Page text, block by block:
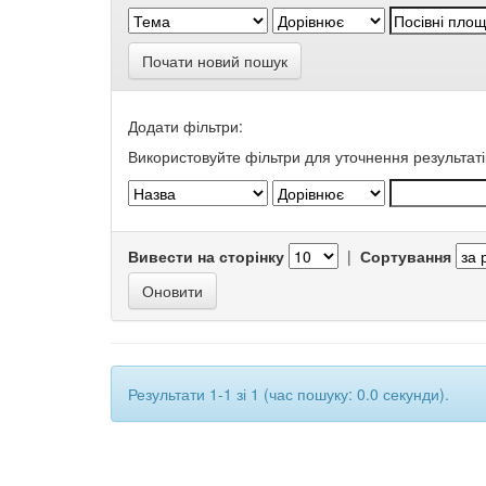
Почати новий пошук
Додати фільтри:
Використовуйте фільтри для уточнення
Вивести на сторінку | Сортування
Результати 1-1 зі 1 (час пошуку: 0.0 секунди).